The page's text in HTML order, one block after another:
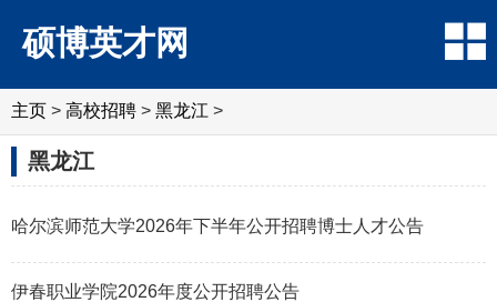
硕博英才网
主页 > 高校招聘 > 黑龙江 >
黑龙江
哈尔滨师范大学2026年下半年公开招聘博士人才公告
伊春职业学院2026年度公开招聘公告